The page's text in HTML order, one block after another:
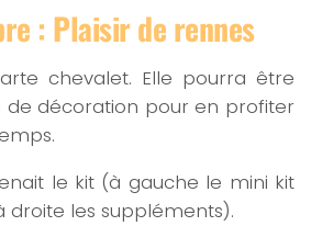
: Plaisir de rennes
chevalet. Elle pourra être
de décoration pour en profiter
le kit (à gauche le mini kit
les suppléments).